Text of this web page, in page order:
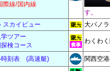
際線/国内線
す。
スカイビュー
大パノ
ツアー
検コース
わくわ
時刻表 (高速艇) 関西空